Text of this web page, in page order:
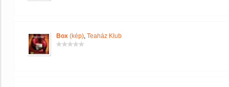
Box (kép), Teaház Klub